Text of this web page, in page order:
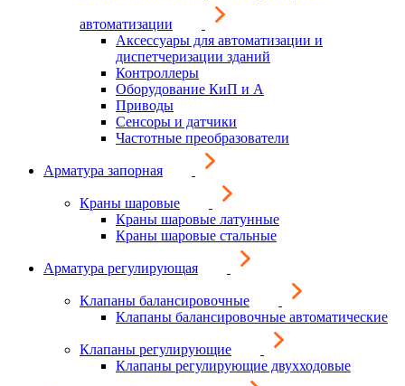
автоматизации
Аксессуары для автоматизации и
диспетчеризации зданий
Контроллеры
Оборудование КиП и А
Приводы
Сенсоры и датчики
Частотные преобразователи
Арматура запорная
Краны шаровые
Краны шаровые латунные
Краны шаровые стальные
Арматура регулирующая
Клапаны балансировочные
Клапаны балансировочные автоматические
Клапаны регулирующие
Клапаны регулирующие двухходовые